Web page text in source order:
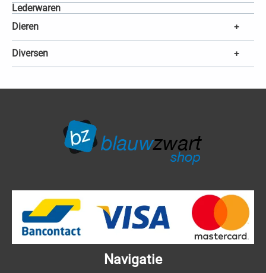
Lederwaren
Dieren
+
Diversen +
Navigatie